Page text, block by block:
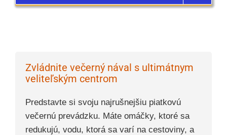
Zvládnite večerný nával s ultimátnym
veliteľským centrom
Predstavte si svoju najrušnejšiu piatkovú
večernú prevádzku. Máte omáčky, ktoré sa
redukujú, vodu, ktorá sa varí na cestoviny, a